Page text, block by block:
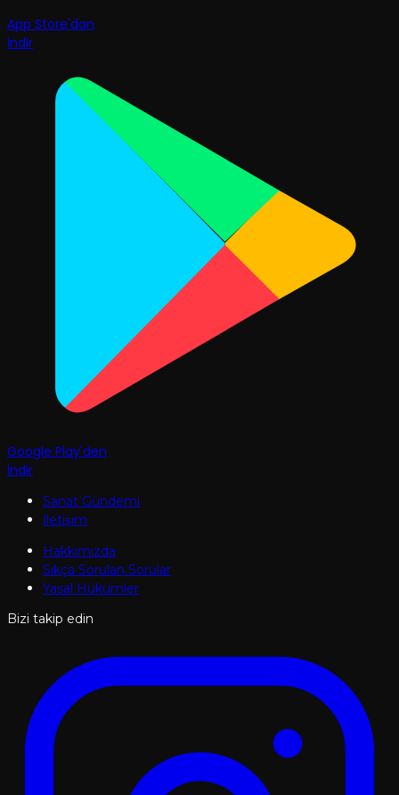
App Store'dan
İndir
Google Play'den
İndir
Sanat Gündemi
İletişim
Hakkımızda
Sıkça Sorulan Sorular
Yasal Hükümler
Bizi takip edin